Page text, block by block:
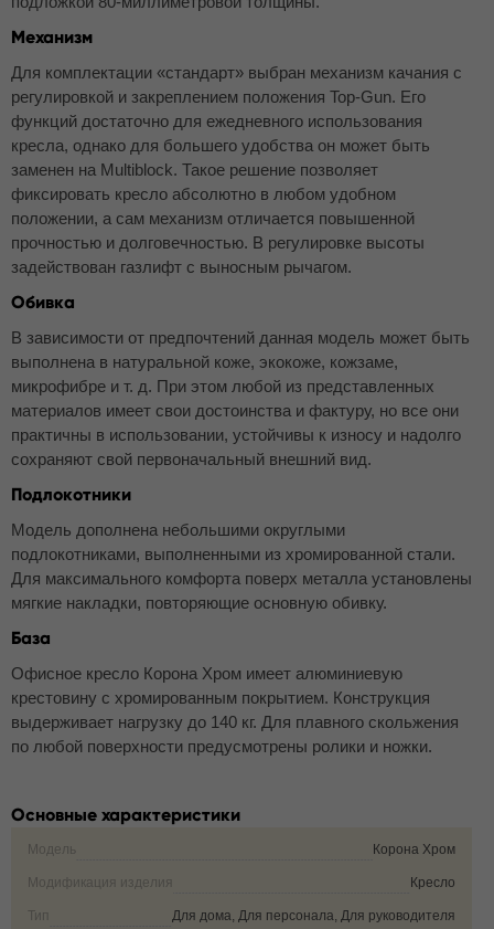
Механизм
Для комплектации «стандарт» выбран механизм качания с
регулировкой и закреплением положения Top-Gun. Его
функций достаточно для ежедневного использования
кресла, однако для большего удобства он может быть
заменен на Multiblock. Такое решение позволяет
фиксировать кресло абсолютно в любом удобном
положении, а сам механизм отличается повышенной
прочностью и долговечностью. В регулировке высоты
задействован газлифт с выносным рычагом.
Обивка
В зависимости от предпочтений данная модель может быть
выполнена в натуральной коже, экокоже, кожзаме,
микрофибре и т. д. При этом любой из представленных
материалов имеет свои достоинства и фактуру, но все они
практичны в использовании, устойчивы к износу и надолго
сохраняют свой первоначальный внешний вид.
Подлокотники
Модель дополнена небольшими округлыми
подлокотниками, выполненными из хромированной стали.
Для максимального комфорта поверх металла установлены
мягкие накладки, повторяющие основную обивку.
База
Офисное кресло Корона Хром имеет алюминиевую
крестовину с хромированным покрытием. Конструкция
выдерживает нагрузку до 140 кг. Для плавного скольжения
по любой поверхности предусмотрены ролики и ножки.
Основные характеристики
Модель Корона Хром
Модификация изделия Кресло
Тип Для дома, Для персонала, Для руководителя